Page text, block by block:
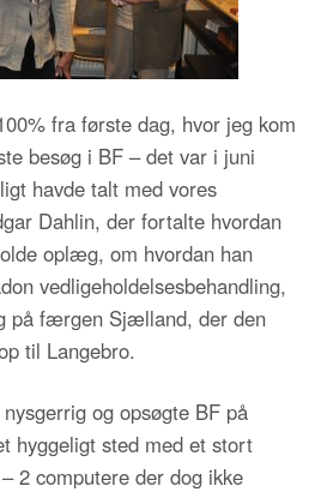
fra første dag, hvor jeg kom
besøg i BF – det var i juni
havde talt med vores
Dahlin, der fortalte hvordan
oplæg, om hvordan han
vedligeholdelsesbehandling,
på færgen Sjælland, der den
til Langebro.
og opsøgte BF på
hyggeligt sted med et stort
2 computere der dog ikke